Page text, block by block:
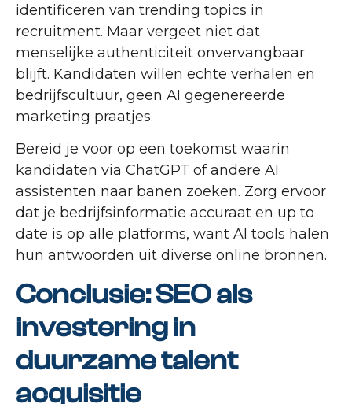
identificeren van trending topics in
recruitment. Maar vergeet niet dat
menselijke authenticiteit onvervangbaar
blijft. Kandidaten willen echte verhalen en
bedrijfscultuur, geen AI gegenereerde
marketing praatjes.
Bereid je voor op een toekomst waarin
kandidaten via ChatGPT of andere AI
assistenten naar banen zoeken. Zorg ervoor
dat je bedrijfsinformatie accuraat en up to
date is op alle platforms, want AI tools halen
hun antwoorden uit diverse online bronnen.
Conclusie: SEO als
investering in
duurzame talent
acquisitie